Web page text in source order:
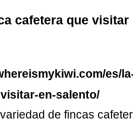
cafetera que visitar
es/
en-salento/
de fincas